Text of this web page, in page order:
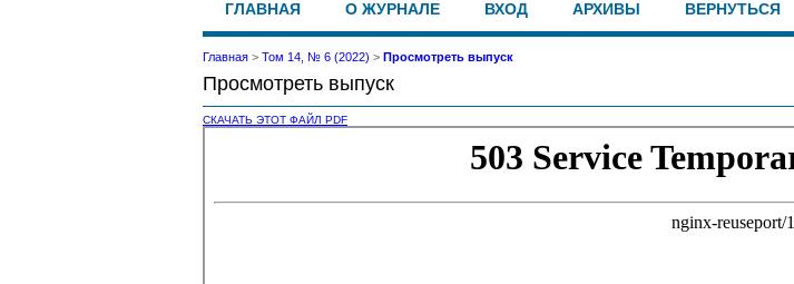
ГЛАВНАЯ О ЖУРНАЛЕ ВХОД АРХИВЫ ВЕРНУТЬСЯ
Главная > Том 14, № 6 (2022) > Просмотреть выпуск
Просмотреть выпуск
СКАЧАТЬ ЭТОТ ФАЙЛ PDF